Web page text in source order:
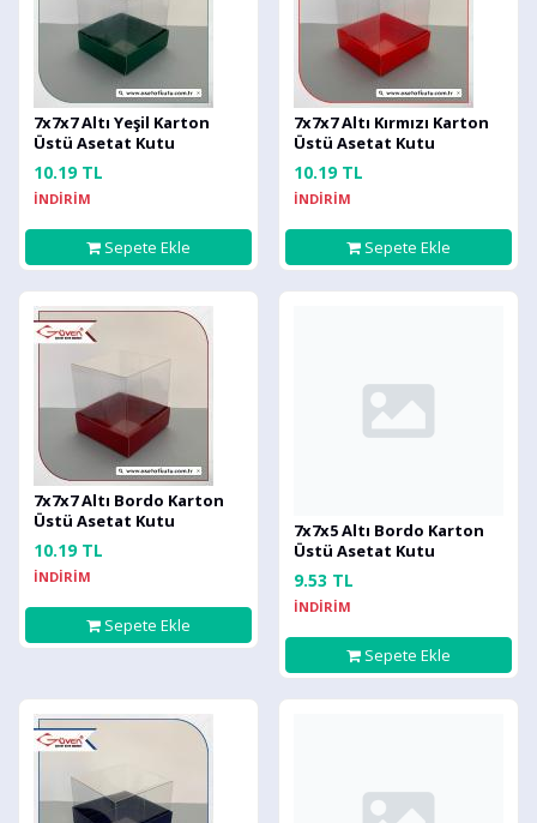
7x7x7 Altı Yeşil Karton
Üstü Asetat Kutu
10.19 TL
İNDİRİM
Sepete Ekle
7x7x7 Altı Kırmızı Karton
Üstü Asetat Kutu
10.19 TL
İNDİRİM
Sepete Ekle
7x7x7 Altı Bordo Karton
Üstü Asetat Kutu
10.19 TL
İNDİRİM
Sepete Ekle
7x7x5 Altı Bordo Karton
Üstü Asetat Kutu
9.53 TL
İNDİRİM
Sepete Ekle